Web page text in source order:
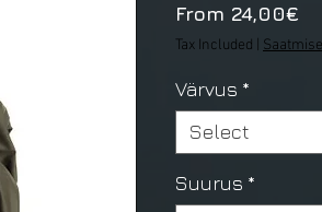
From 24,00€
Tax Included
Värvus *
Select
Suurus *